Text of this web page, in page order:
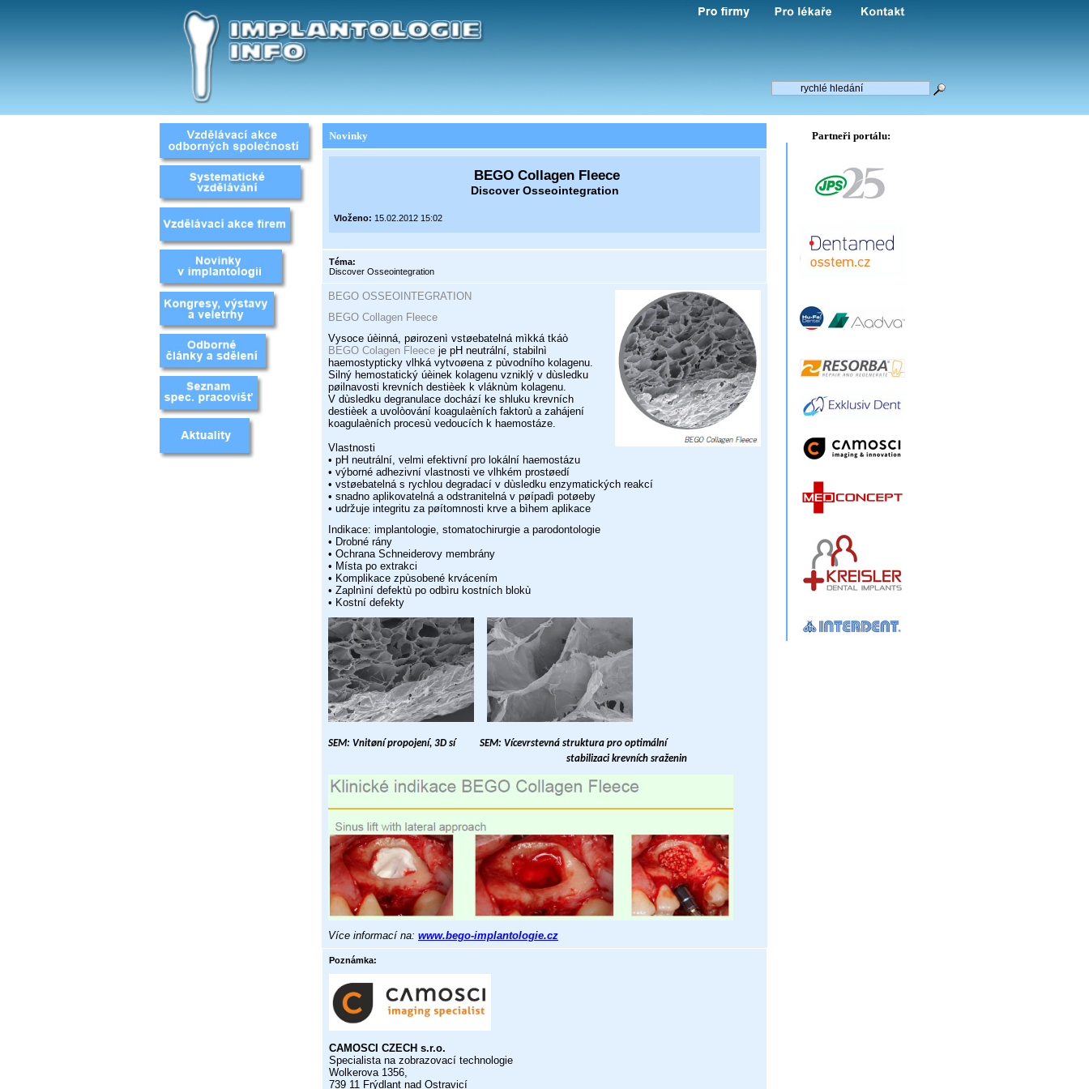
Novinky
BEGO Collagen Fleece
Discover Osseointegration
Vloženo: 15.02.2012 15:02
Téma:
Discover Osseointegration
BEGO OSSEOINTEGRATION
BEGO Collagen Fleece
Vysoce úèinná, pøirozenì vstøebatelná mìkká tkáò
BEGO Colagen Fleece je pH neutrální, stabilnì
haemostypticky vlhká vytvoøena z pùvodního kolagenu.
Silný hemostatický úèinek kolagenu vzniklý v dùsledku
pøilnavosti krevních destièek k vláknùm kolagenu.
V dùsledku degranulace dochází ke shluku krevních
destièek a uvolòování koagulaèních faktorù a zahájení
koagulaèních procesù vedoucích k haemostáze.
Vlastnosti
• pH neutrální, velmi efektivní pro lokální haemostázu
• výborné adhezivní vlastnosti ve vlhkém prostøedí
• vstøebatelná s rychlou degradací v dùsledku enzymatických reakcí
• snadno aplikovatelná a odstranitelná v pøípadì potøeby
• udržuje integritu za pøítomnosti krve a bìhem aplikace
Indikace: implantologie, stomatochirurgie a parodontologie
• Drobné rány
• Ochrana Schneiderovy membrány
• Místa po extrakci
• Komplikace zpùsobené krvácením
• Zaplnìní defektù po odbìru kostních blokù
• Kostní defekty
SEM: Vnitøní propojení, 3D sí
SEM: Vícevrstevná struktura pro optimální
stabilizaci krevních sraženin
Více informací na: www.bego-implantologie.cz
Poznámka:
CAMOSCI CZECH s.r.o.
Specialista na zobrazovací technologie
Wolkerova 1356,
739 11 Frýdlant nad Ostravicí
Partneři portálu: